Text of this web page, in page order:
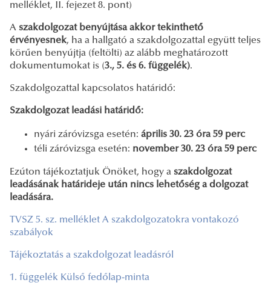
melléklet, II. fejezet 8. pont)
A szakdolgozat benyújtása akkor tekinthető
érvényesnek, ha a hallgató a szakdolgozattal együtt teljes
körűen benyújtja (feltölti) az alább meghatározott
dokumentumokat is (3., 5. és 6. függelék).
Szakdolgozattal kapcsolatos határidő:
Szakdolgozat leadási határidő:
nyári záróvizsga esetén: április 30. 23 óra 59 perc
téli záróvizsga esetén: november 30. 23 óra 59 perc
Ezúton tájékoztatjuk Önöket, hogy a szakdolgozat
leadásának határideje után nincs lehetőség a dolgozat
leadására.
TVSZ 5. sz. melléklet A szakdolgozatokra vontakozó
szabályok
Tájékoztatás a szakdolgozat leadásról
1. függelék Külső fedőlap-minta